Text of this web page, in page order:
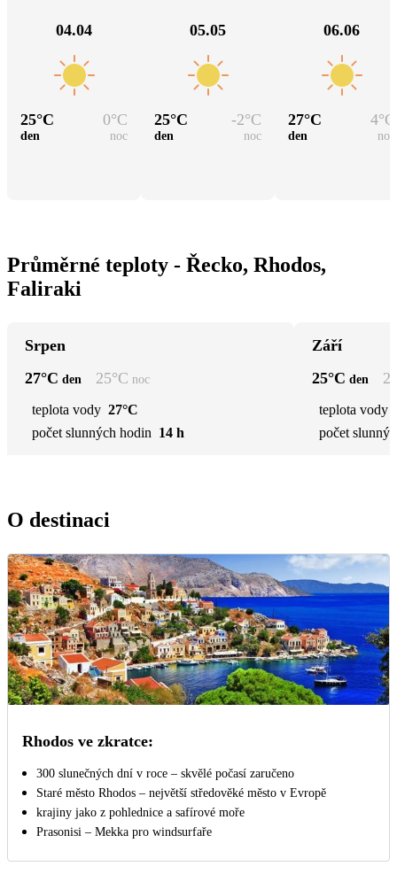
04.04
25°C 0°C
den noc
05.05
25°C -2°C
den noc
06.06
27°C 4°C
den noc
Průměrné teploty - Řecko, Rhodos,
Faliraki
Srpen
27°C den 25°C noc
teplota vody 27°C
počet slunných hodin 14 h
Září
25°C den
teplota vody
počet
O destinaci
Rhodos ve zkratce:
300 slunečných dní v roce – skvělé počasí zaručeno
Staré město Rhodos – největší středověké město v Evropě
krajiny jako z pohlednice a safírové moře
Prasonisi – Mekka pro windsurfaře